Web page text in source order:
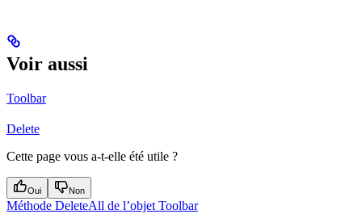
Voir aussi
Toolbar
Delete
Cette page vous a-t-elle été utile ?
Oui Non
Méthode DeleteAll de l’objet Toolbar